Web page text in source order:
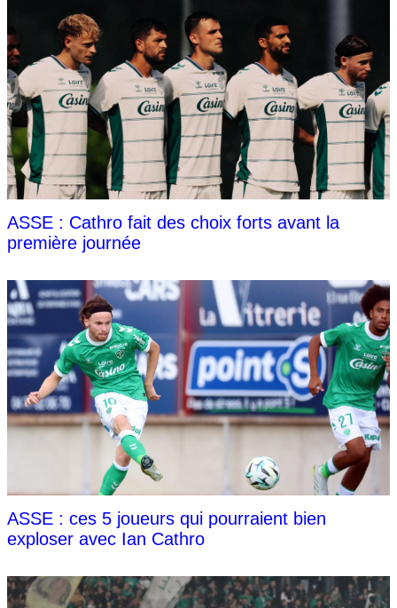
ASSE : Cathro fait des choix forts avant la
première journée
ASSE : ces 5 joueurs qui pourraient bien
exploser avec Ian Cathro